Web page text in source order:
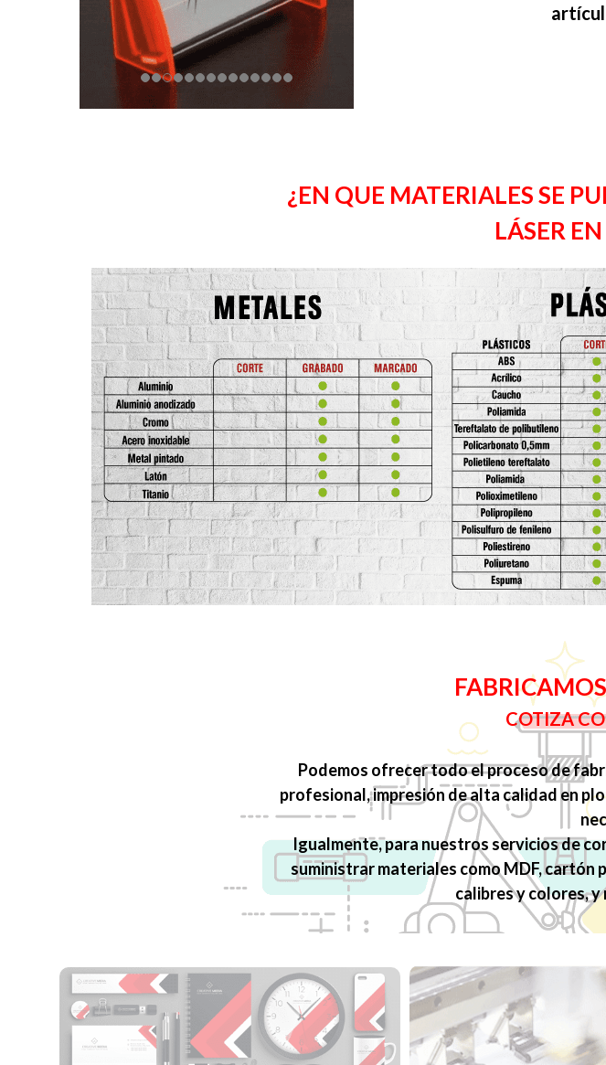
¿EN QUE MATERIALES SE
LÁSER
COTIZA
Podemos ofrecer todo el proceso de
profesional, impresión de alta calidad en
Igualmente, para nuestros servicios de
suministrar materiales como MDF,
calibres y colores,
PRODUCTOS PUBLICITARIOS
IMPRESIÓN
Diseñamos e
publicitarios y banners de